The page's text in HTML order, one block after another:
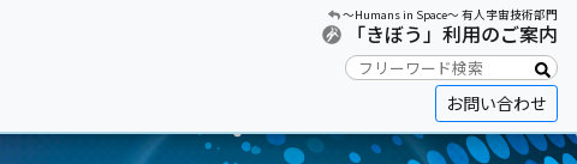
〜Humans in Space〜 有人宇宙技術部門
「きぼう」利用のご案内
お問い合わせ